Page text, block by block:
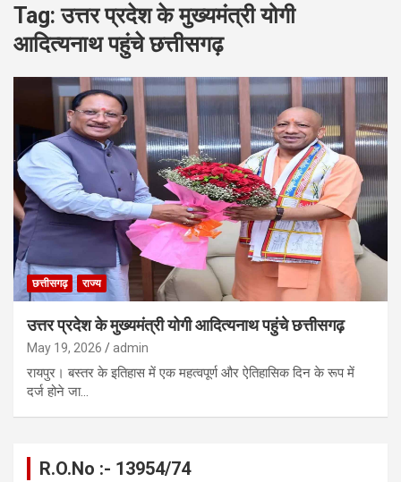
Tag:उत्तर प्रदेश के मुख्यमंत्री योगी
आदित्यनाथ पहुंचे छत्तीसगढ़
छत्तीसगढ़ राज्य
उत्तर प्रदेश के मुख्यमंत्री योगी आदित्यनाथ पहुंचे छत्तीसगढ़
May 19, 2026 admin
रायपुर। बस्तर के इतिहास में एक महत्वपूर्ण और ऐतिहासिक दिन के रूप में
दर्ज होने जा…
R.O.No :- 13954/74